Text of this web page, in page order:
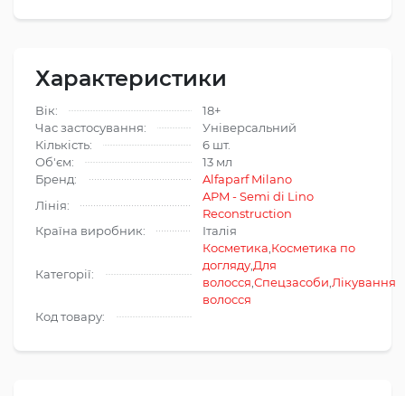
Характеристики
Вік:
18+
Час застосування:
Універсальний
Кількість:
6 шт.
Об'єм:
13 мл
Бренд:
Alfaparf Milano
Лінія:
APM - Semi di Lino
Reconstruction
Країна виробник:
Італія
Категорії:
Косметика,Косметика по
догляду,Для
волосся,Спецзасоби,Лікування
волосся
Код товару: